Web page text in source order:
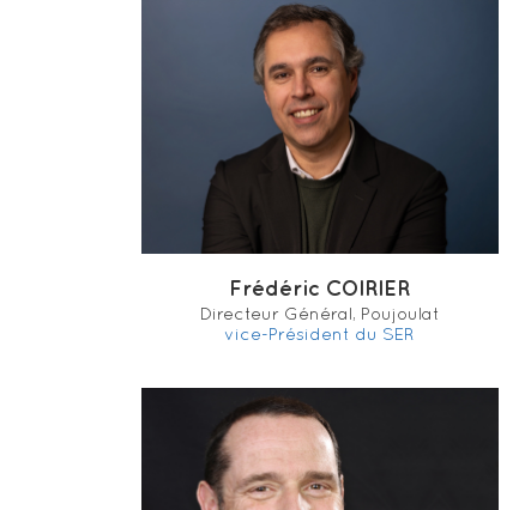
Frédéric COIRIER
Directeur Général, Poujoulat
vice-Président du SER